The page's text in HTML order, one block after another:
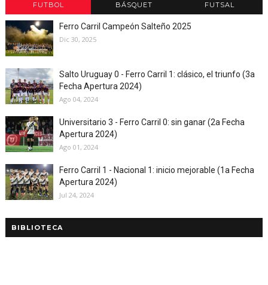
FUTBOL BÁSQUET FUTSAL
Ferro Carril Campeón Salteño 2025
Dic 30, 2025
Salto Uruguay 0 - Ferro Carril 1: clásico, el triunfo (3a
Fecha Apertura 2024)
Ago 04, 2024
Universitario 3 - Ferro Carril 0: sin ganar (2a Fecha
Apertura 2024)
Ago 01, 2024
Ferro Carril 1 - Nacional 1: inicio mejorable (1a Fecha
Apertura 2024)
Jul 24, 2024
BIBLIOTECA